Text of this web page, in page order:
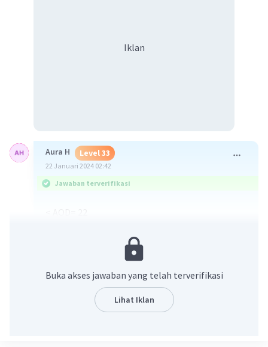
Iklan
Aura H Level 33
22 Januari 2024 02:42
Jawaban terverifikasi
sudut <BOD adalah sudut yang menghadap busur
BD
<BCD adalah sudut keliling serta refleks yang
menghadap busur BD
sudut refleks= 360-158= 202
Buka akses jawaban yang telah terverifikasi
Lihat Iklan